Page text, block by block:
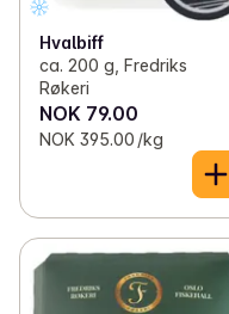
Hvalbiff
ca. 200 g, Fredriks
Røkeri
NOK 79.00
NOK 395.00 /kg